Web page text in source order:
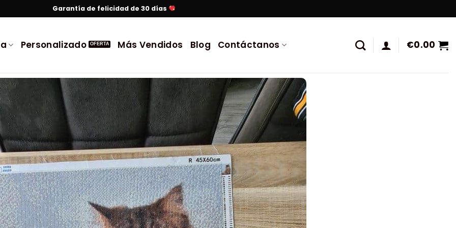
Garantía de felicidad de 30 días
Personalizado Más Vendidos Blog Contáctanos €0.00